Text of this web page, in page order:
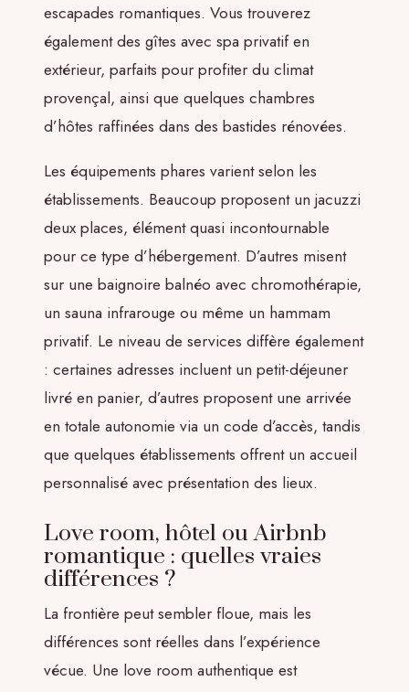
escapades romantiques. Vous trouverez
également des gîtes avec spa privatif en
extérieur, parfaits pour profiter du climat
provençal, ainsi que quelques chambres
d’hôtes raffinées dans des bastides rénovées.
Les équipements phares varient selon les
établissements. Beaucoup proposent un jacuzzi
deux places, élément quasi incontournable
pour ce type d’hébergement. D’autres misent
sur une baignoire balnéo avec chromothérapie,
un sauna infrarouge ou même un hammam
privatif. Le niveau de services diffère également
: certaines adresses incluent un petit-déjeuner
livré en panier, d’autres proposent une arrivée
en totale autonomie via un code d’accès, tandis
que quelques établissements offrent un accueil
personnalisé avec présentation des lieux.
Love room, hôtel ou Airbnb
romantique : quelles vraies
différences ?
La frontière peut sembler floue, mais les
différences sont réelles dans l’expérience
vécue. Une love room authentique est